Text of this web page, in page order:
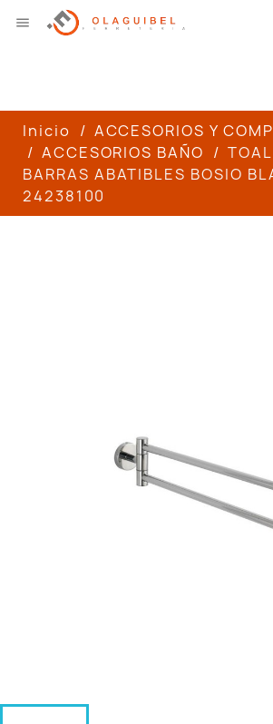

Inicio
ACCESORIOS Y
ACCESORIOS BAÑO
BARRAS ABATIBLES BOSIO
24238100